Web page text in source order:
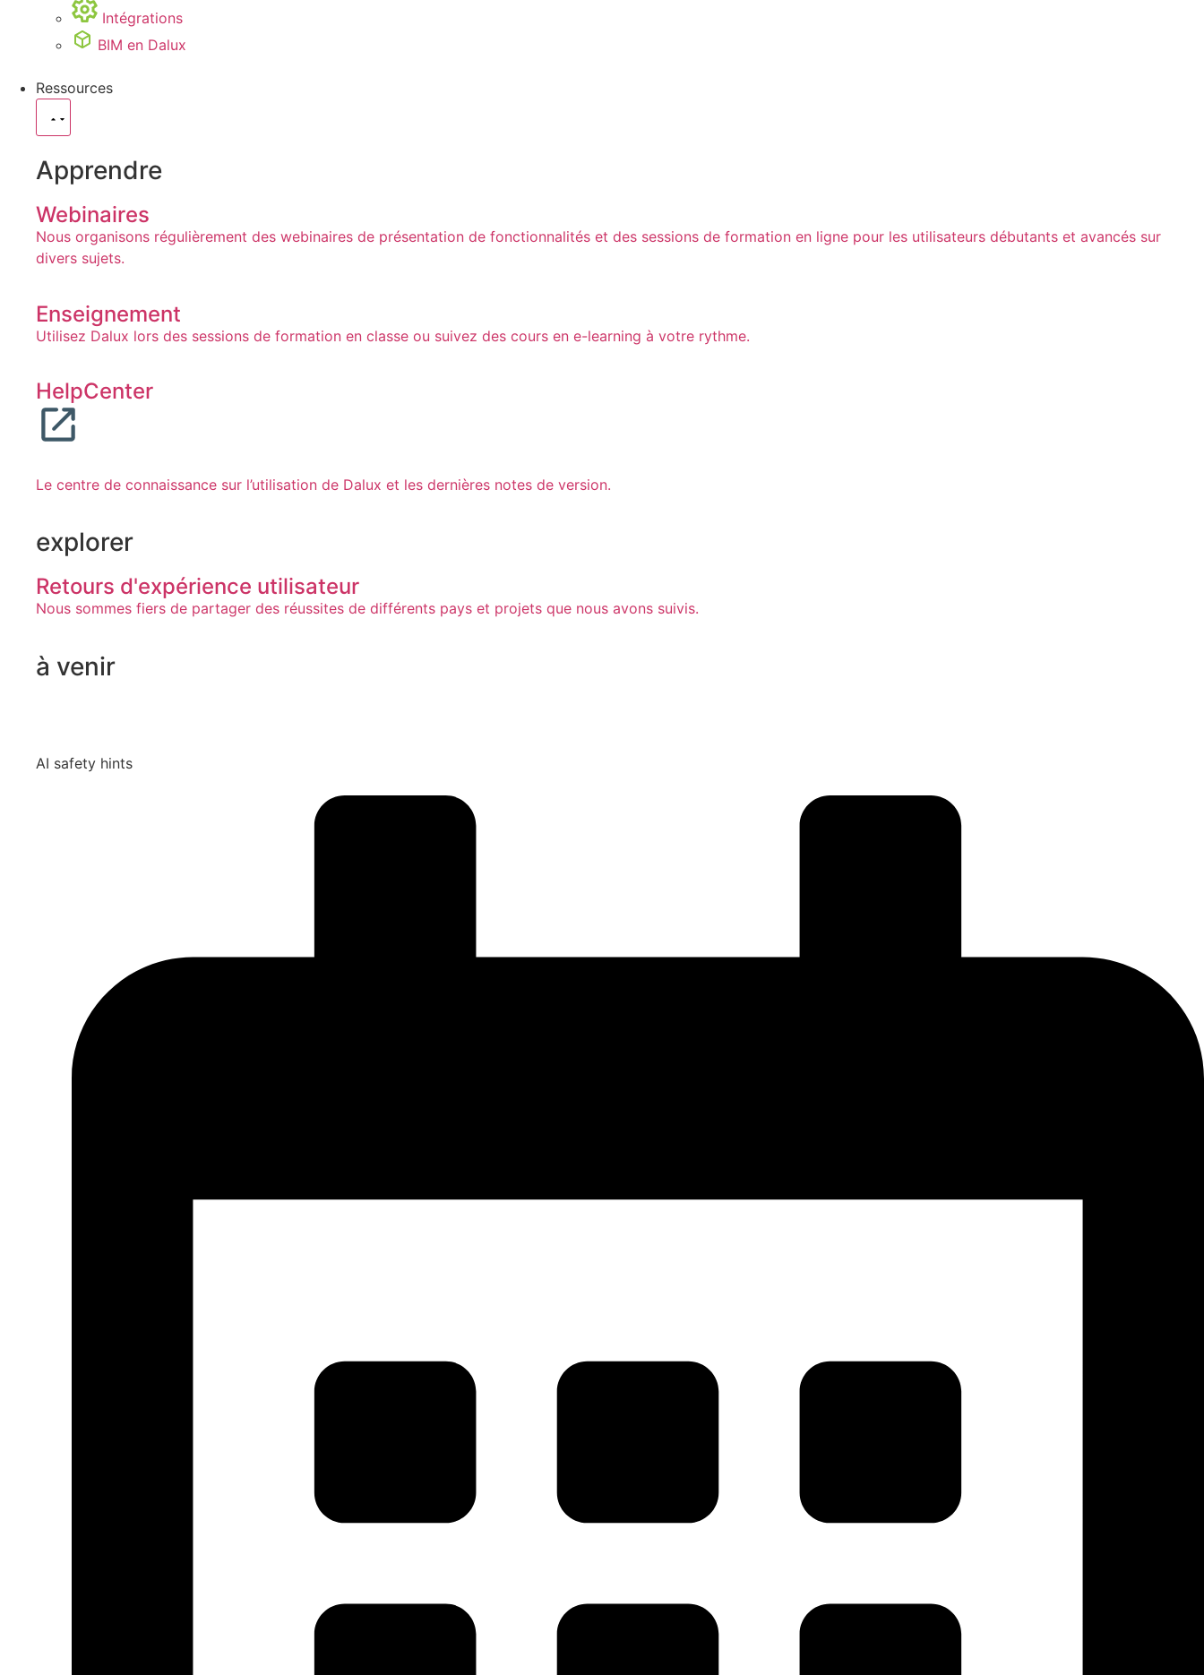
Intégrations
BIM en Dalux
Ressources
Apprendre
Webinaires
Nous organisons régulièrement des webinaires de présentation de fonctionnalités et des sessions de formation en ligne pour les utilisateurs débutants et avancés sur
divers sujets.
Enseignement
Utilisez Dalux lors des sessions de formation en classe ou suivez des cours en e-learning à votre rythme.
HelpCenter
Le centre de connaissance sur l’utilisation de Dalux et les dernières notes de version.
explorer
Retours d'expérience utilisateur
Nous sommes fiers de partager des réussites de différents pays et projets que nous avons suivis.
à venir
AI safety hints